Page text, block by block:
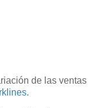
de las ventas
.